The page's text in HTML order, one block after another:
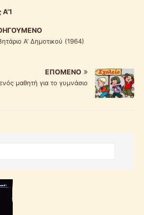
Α’ Δημοτικού (1964)
ΕΠΌΜΕΝΟ
μαθητή για το γυμνάσιο